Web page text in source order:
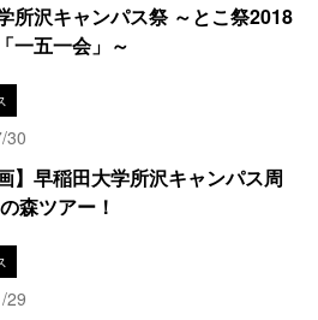
所沢キャンパス祭 ～とこ祭2018
一五一会」～
30
】早稲田大学所沢キャンパス周
森ツアー！
29